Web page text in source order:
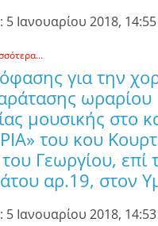
Ιανουαρίου 2018, 14:55
για την
ωραρίου
μουσικής στο
του κου
Γεωργίου, επί
αρ.19, στον
Ιανουαρίου 2018, 14:53